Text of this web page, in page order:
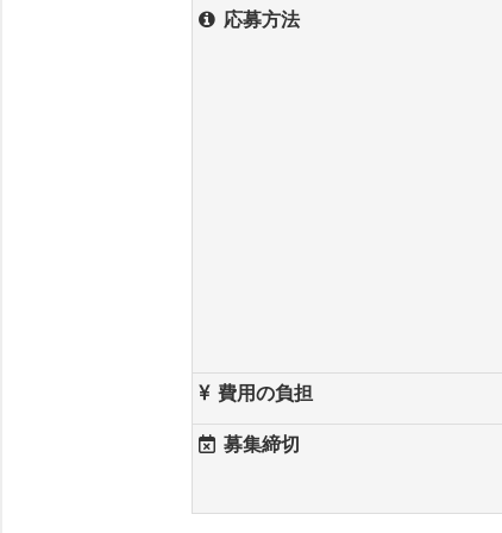
応募方法
費用の負担
募集締切